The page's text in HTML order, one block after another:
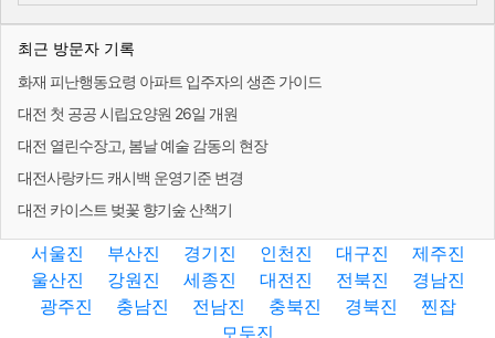
최근 방문자 기록
화재 피난행동요령 아파트 입주자의 생존 가이드
대전 첫 공공 시립요양원 26일 개원
대전 열린수장고, 봄날 예술 감동의 현장
대전사랑카드 캐시백 운영기준 변경
대전 카이스트 벚꽃 향기숲 산책기
서울진 부산진 경기진 인천진 대구진
제주진
울산진
강원진 세종진 대전진 전북진
경남진
광주진
충남진 전남진 충북진 경북진
찐잡
모두진